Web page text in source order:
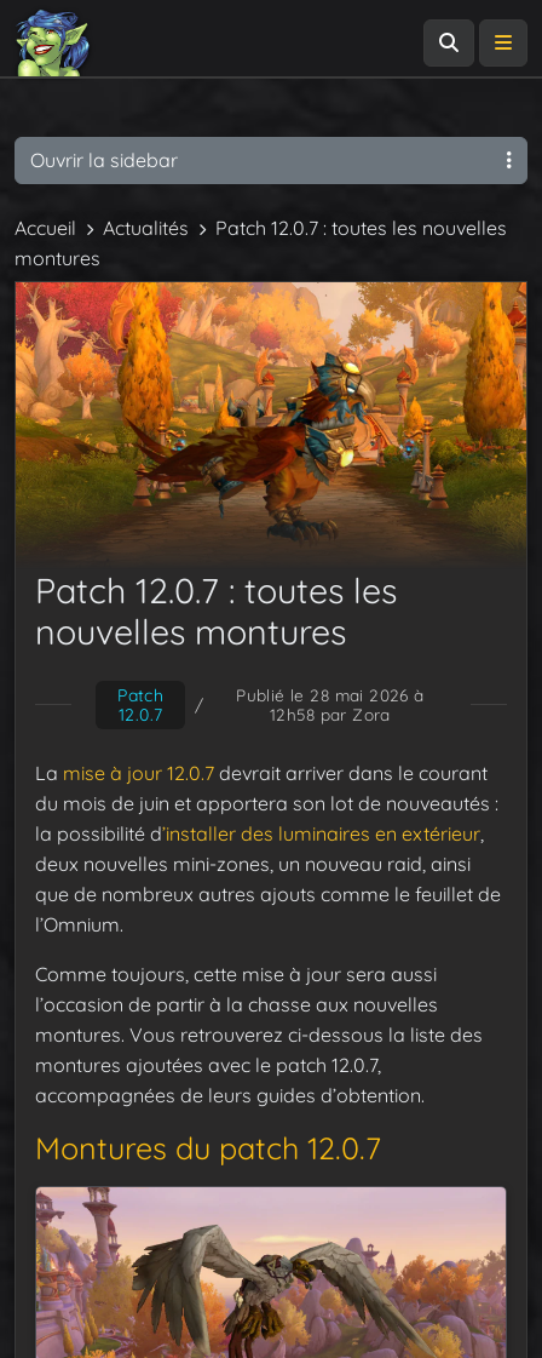
Accueil Actualités
Patch 12.0.7 : toutes les nouvelles
montures
Patch 12.0.7 : toutes les
nouvelles montures
Patch
12.0.7
/
Publié le 28 mai 2026 à
12h58 par Zora
La mise à jour 12.0.7 devrait arriver dans le courant
du mois de juin et apportera son lot de nouveautés :
la possibilité d’installer des luminaires en extérieur
deux nouvelles mini-zones, un nouveau raid, ainsi
que de nombreux autres ajouts comme le feuillet de
l’Omnium.
Comme toujours, cette mise à jour sera aussi
l’occasion de partir à la chasse aux nouvelles
montures. Vous retrouverez ci-dessous la liste des
montures ajoutées avec le patch 12.0.7,
accompagnées de leurs guides d’obtention.
Montures du patch 12.0.7
Ouvrir la sidebar